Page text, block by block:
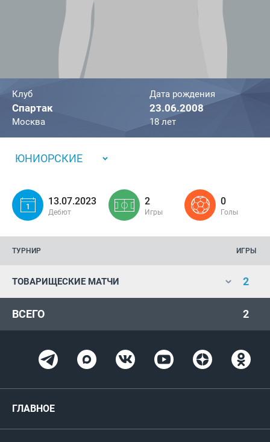
Клуб
Спартак
Москва
Дата рождения
23.06.2008
18 лет
ЮНИОРСКИЕ
13.07.2023
Дебют
2
Игры
0
Голы
ТУРНИР ИГРЫ
ТОВАРИЩЕСКИЕ МАТЧИ 2
ВСЕГО 2
ГЛАВНОЕ